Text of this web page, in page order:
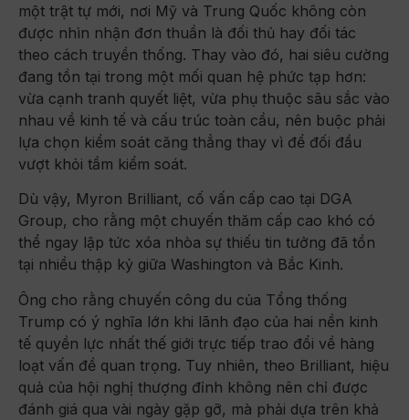
một trật tự mới, nơi Mỹ và Trung Quốc không còn
được nhìn nhận đơn thuần là đối thủ hay đối tác
theo cách truyền thống. Thay vào đó, hai siêu cường
đang tồn tại trong một mối quan hệ phức tạp hơn:
vừa cạnh tranh quyết liệt, vừa phụ thuộc sâu sắc vào
nhau về kinh tế và cấu trúc toàn cầu, nên buộc phải
lựa chọn kiểm soát căng thẳng thay vì để đối đầu
vượt khỏi tầm kiểm soát.
Dù vậy, Myron Brilliant, cố vấn cấp cao tại DGA
Group, cho rằng một chuyến thăm cấp cao khó có
thể ngay lập tức xóa nhòa sự thiếu tin tưởng đã tồn
tại nhiều thập kỷ giữa Washington và Bắc Kinh.
Ông cho rằng chuyến công du của Tổng thống
Trump có ý nghĩa lớn khi lãnh đạo của hai nền kinh
tế quyền lực nhất thế giới trực tiếp trao đổi về hàng
loạt vấn đề quan trọng. Tuy nhiên, theo Brilliant, hiệu
quả của hội nghị thượng đỉnh không nên chỉ được
đánh giá qua vài ngày gặp gỡ, mà phải dựa trên khả